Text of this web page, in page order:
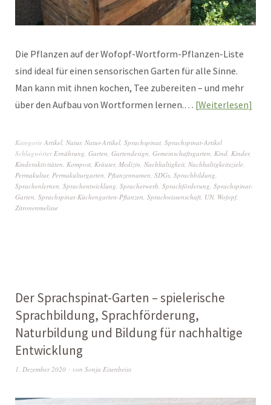
Die Pflanzen auf der Wofopf-Wortform-Pflanzen-Liste
sind ideal für einen sensorischen Garten für alle Sinne.
Man kann mit ihnen kochen, Tee zubereiten – und mehr
über den Aufbau von Wortformen lernen.… Weiterlesen
Kategorie Artikel, Natur, Natur-Artikel, Sprachspinat, Sprachspinat-Artikel
SchlagwörterErnährung, Garten, Gartendesign, Gemeinschaftsgarten, Kind, Kinder,
Kinderaktivitäten, Kompost, Kräuter, Medizin, Nachhaltigkeit, Nachhaltigkeitsziele,
Permakultur, Permakulturgarten, Pflanzennamen, SDGs, Sprachbildung,
Sprachenlernen, Sprachentwicklung, Spracherwerb, Sprachförderung, Sprachspinat-
Garten, Sprachspinat-Küchengarten-Pflanzen, Sprachwissenschaft, UN, Wofopf,
Zitronenmelisse
Der Sprachspinat-Garten – spielerische
Sprachbildung, Sprachförderung,
Naturbildung und Bildung für nachhaltige
Entwicklung
1. Dezember 2020 von Sonja Eisenbeiss